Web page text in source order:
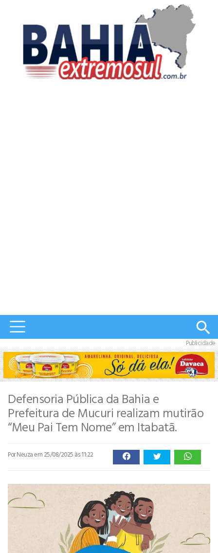
Publicidade
Defensoria Pública da Bahia e
Prefeitura de Mucuri realizam mutirão
“Meu Pai Tem Nome” em Itabatã.
Por Neuzaem 25/08/2025 às 11:22